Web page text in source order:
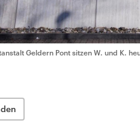
Geldern Pont sitzen W. und K.